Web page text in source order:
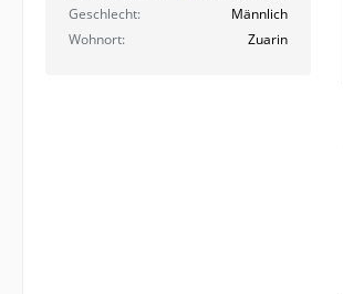
Geschlecht
Männlich
Wohnort
Zuarin